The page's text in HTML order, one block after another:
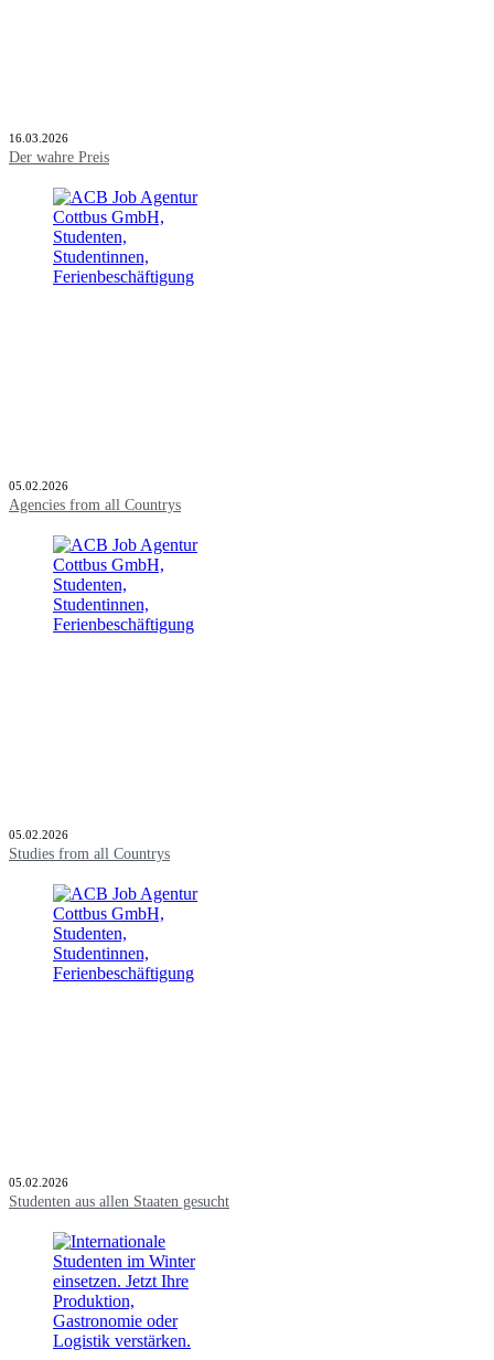
16.03.2026
Der wahre Preis
05.02.2026
Agencies from all Countrys
05.02.2026
Studies from all Countrys
05.02.2026
Studenten aus allen Staaten gesucht